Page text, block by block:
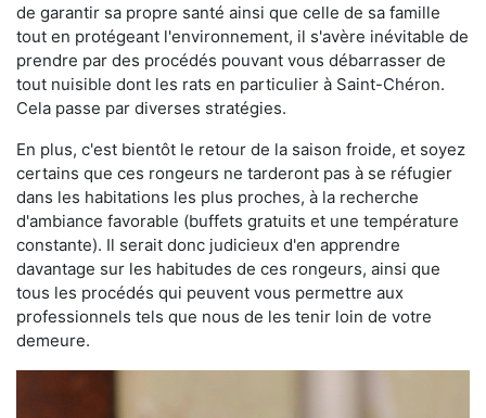
de garantir sa propre santé ainsi que celle de sa famille
tout en protégeant l'environnement, il s'avère inévitable de
prendre par des procédés pouvant vous débarrasser de
tout nuisible dont les rats en particulier à Saint-Chéron.
Cela passe par diverses stratégies.
En plus, c'est bientôt le retour de la saison froide, et soyez
certains que ces rongeurs ne tarderont pas à se réfugier
dans les habitations les plus proches, à la recherche
d'ambiance favorable (buffets gratuits et une température
constante). Il serait donc judicieux d'en apprendre
davantage sur les habitudes de ces rongeurs, ainsi que
tous les procédés qui peuvent vous permettre aux
professionnels tels que nous de les tenir loin de votre
demeure.